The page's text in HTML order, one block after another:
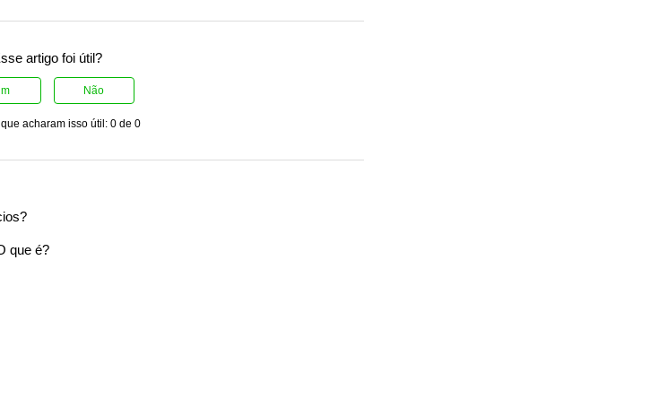
artigo foi útil?
Não
acharam isso útil: 0 de 0
que é?